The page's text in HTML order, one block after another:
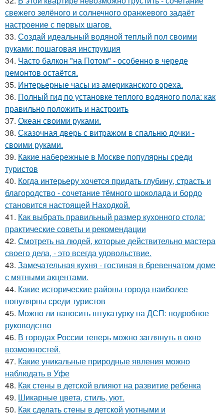
свежего зелёного и солнечного оранжевого задаёт
настроение с первых шагов.
33. Создай идеальный водяной теплый пол своими
руками: пошаговая инструкция
34. Часто балкон "на Потом" - особенно в череде
ремонтов остаётся.
35. Интерьерные часы из американского ореха.
36. Полный гид по установке теплого водяного пола: как
правильно положить и настроить
37. Океан своими руками.
38. Сказочная дверь с витражом в спальню дочки -
своими руками.
39. Какие набережные в Москве популярны среди
туристов
40. Когда интерьеру хочется придать глубину, страсть и
благородство - сочетание тёмного шоколада и бордо
становится настоящей Находкой.
41. Как выбрать правильный размер кухонного стола:
практические советы и рекомендации
42. Смотреть на людей, которые действительно мастера
своего дела, - это всегда удовольствие.
43. Замечательная кухня - гостиная в бревенчатом доме
с мятными акцентами.
44. Какие исторические районы города наиболее
популярны среди туристов
45. Можно ли наносить штукатурку на ДСП: подробное
руководство
46. В городах России тепеpь можно зaглянуть в окно
возмoжностей.
47. Какие уникальные природные явления можно
наблюдать в Уфе
48. Как стены в детской влияют на развитие ребенка
49. Шикарные цвета, стиль, уют.
50. Как сделать стены в детской уютными и